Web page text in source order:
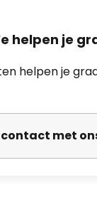
helpen je
helpen je
contact met